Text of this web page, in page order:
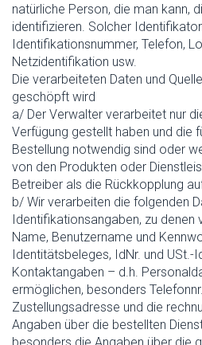
natürliche Person, die man kann,
identifizieren. Solcher
Identifikationsnummer, Telefon,
Netzidentifikation usw.
Die verarbeiteten Daten und
geschöpft wird
a/ Der Verwalter verarbeitet nur
Verfügung gestellt haben und die
Bestellung notwendig sind oder
von den Produkten oder
Betreiber als die Rückkopplung
b/ Wir verarbeiten die folgenden
Identifikationsangaben, zu denen
Name, Benutzername und
Identitätsbeleges, IdNr. und USt.-
Kontaktangaben – d.h.
ermöglichen, besonders
Zustellungsadresse und die
Angaben über die bestellten